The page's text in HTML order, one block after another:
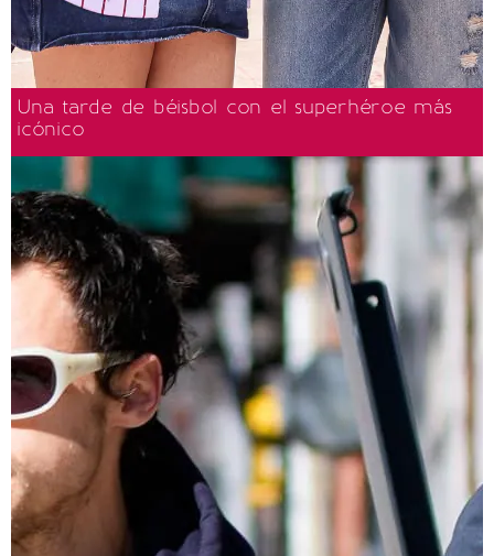
Una tarde de béisbol con el superhéroe más
icónico